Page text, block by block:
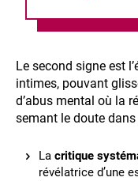
Le second signe est
intimes, pouvant
d’abus mental où la
semant le doute
La critique
révélatrice d’une